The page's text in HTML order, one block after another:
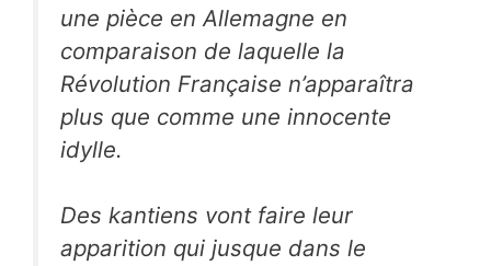
une pièce en Allemagne en
comparaison de laquelle la
Révolution Française n’apparaîtra
plus que comme une innocente
idylle.
Des kantiens vont faire leur
apparition qui jusque dans le